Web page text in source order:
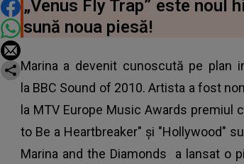
DISTRIBUIE ARTICOLUL
„Venus Fly Trap” este noul
sună noua piesă!
Marina a devenit cunoscută pe plan
la BBC Sound of 2010. Artista a fost
la MTV Europe Music Awards premiul
to Be a Heartbreaker" și "Hollywood"
Marina and the Diamonds a lansat o